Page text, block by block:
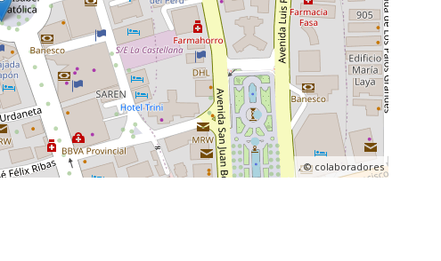
, © colaboradores